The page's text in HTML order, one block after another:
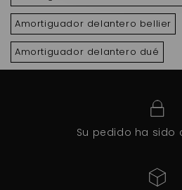
Amortiguador delantero bellier
Amortiguador delantero dué
Su pedido ha sido